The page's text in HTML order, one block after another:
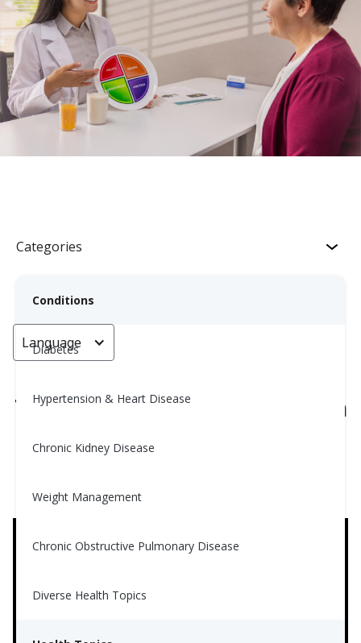
Categories
Conditions
Diabetes
Hypertension & Heart Disease
Chronic Kidney Disease
Weight Management
Chronic Obstructive Pulmonary Disease
Diverse Health Topics
Language
Thực phẩm chức năng cho bệnh
tiểu đường
March 26, 2024